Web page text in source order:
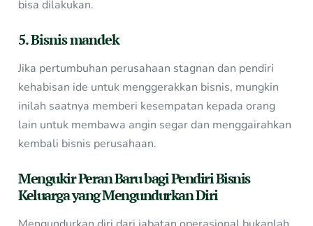
bisa dilakukan.
5. Bisnis mandek
Jika pertumbuhan perusahaan stagnan dan pendiri
kehabisan ide untuk menggerakkan bisnis, mungkin
inilah saatnya memberi kesempatan kepada orang
lain untuk membawa angin segar dan menggairahkan
kembali bisnis perusahaan.
Mengukir Peran Baru bagi PendiriBisnis
Keluargayang Mengundurkan Diri